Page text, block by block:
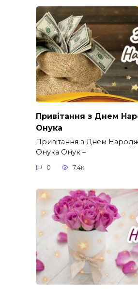
Привітання з Днем
Онука
Привітання з Днем
Онука Онук –
0 7.4к.